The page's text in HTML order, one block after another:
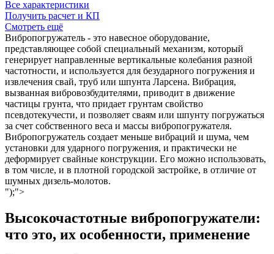
Все характеристики
Получить расчет и КП
Смотреть ещё
Вибропогружатель - это навесное оборудование,
представляющее собой специальный механизм, который
генерирует направленные вертикальные колебания разной
частотности, и используется для безударного погружения и
извлечения свай, труб или шпунта Ларсена. Вибрация,
вызванная вибровозбудителями, приводит в движение
частицы грунта, что придает грунтам свойство
псевдотекучести, и позволяет сваям или шпунту погружаться
за счет собственного веса и массы вибропогружателя.
Вибропогружатель создает меньше вибраций и шума, чем
установки для ударного погружения, и практически не
деформирует свайные конструкции. Его можно использовать,
в том числе, и в плотной городской застройке, в отличие от
шумных дизель-молотов.
");">
Высокочастотные вибропогружатели:
что это, их особенности, применение